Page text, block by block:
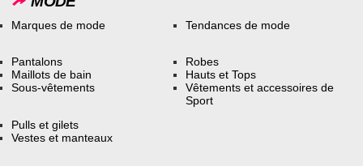
Marques de mode Tendances de mode
Pantalons
Maillots de bain
Sous-vêtements
Robes
Hauts et Tops
Vêtements et accessoires de
Sport
Pulls et gilets
Vestes et manteaux